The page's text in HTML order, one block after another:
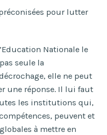
pour lutter
Nationale le
seule la
elle ne peut
une réponse. Il lui faut
les institutions qui,
peuvent et
à mettre en